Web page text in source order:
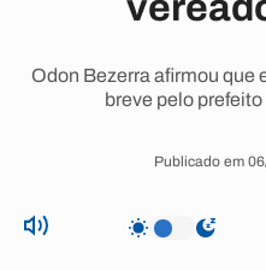
Odon Bezerra afirmou que
breve pelo
Publicado em